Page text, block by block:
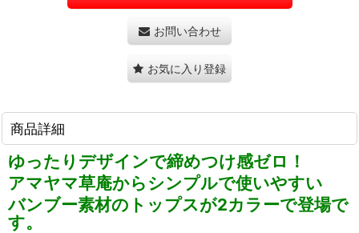
お問い合わせ
お気に入り登録
商品詳細
ゆったりデザインで締めつけ感ゼロ！
アマヤマ草庵からシンプルで使いやすい
バンブー素材のトップスが2カラーで登場で
す。